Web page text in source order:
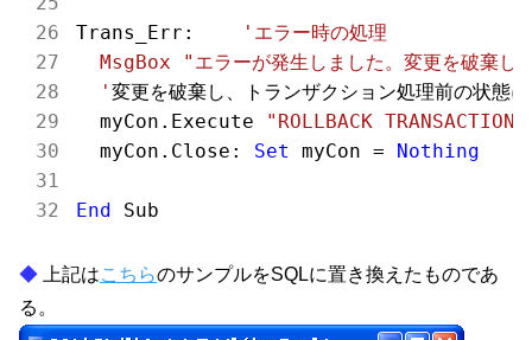
Trans_Err:
'エラー時の処理
MsgBox "エラーが発生しました。変更を破棄し
  '
変更を破棄し、トランザクション処理前の状態
  myCon.Execute
"ROLLBACK TRANSACTION"
  myCon.Close:
Set myCon = Nothing
End
上記はこちらのサンプルをSQLに置き換えたものであ
る。